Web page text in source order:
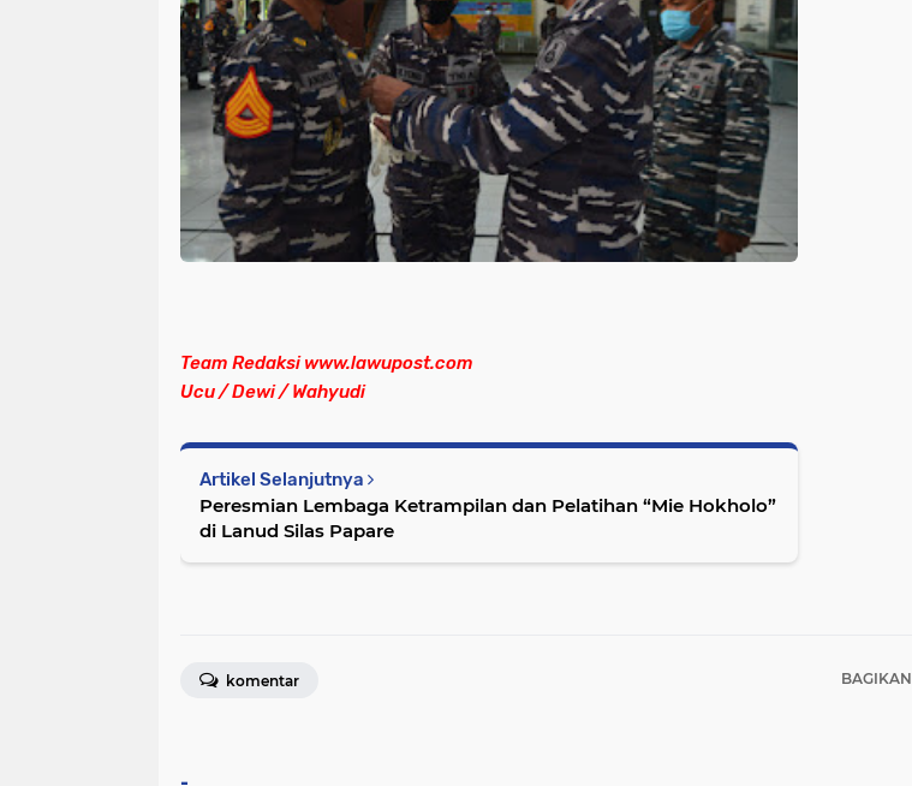
Team Redaksi www.lawupost.com
Ucu / Dewi / Wahyudi
Artikel Selanjutnya
Peresmian Lembaga Ketrampilan dan Pelatihan “Mie Hokholo”
di Lanud Silas Papare
BAGIKAN
komentar